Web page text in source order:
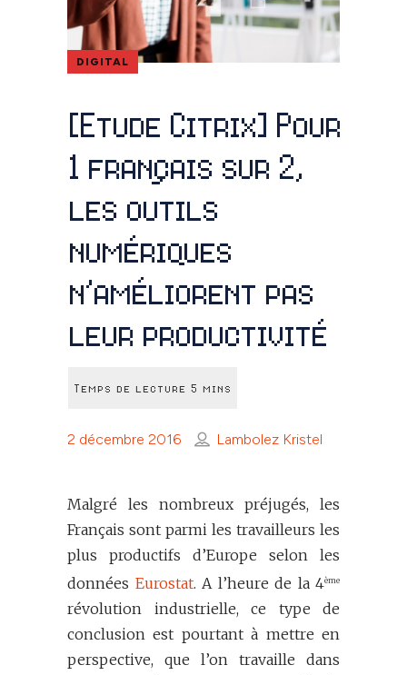
DIGITAL
[Etude Citrix] Pour
1 français sur 2,
les outils
numériques
n’améliorent pas
leur productivité
2 décembre 2016 Lambolez Kristel
Malgré les nombreux préjugés, les
Français sont parmi les travailleurs les
plus productifs d’Europe selon les
données Eurostat. A l’heure de la 4ème
révolution industrielle, ce type de
conclusion est pourtant à mettre en
perspective, que l’on travaille dans